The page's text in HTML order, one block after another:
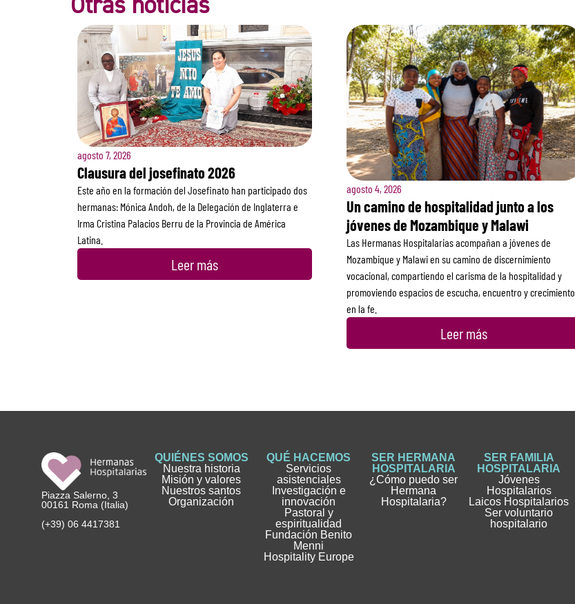
agosto 7, 2026
Clausura del josefinato 2026
Este año en la formación del Josefinato han participado dos
hermanas: Mónica Andoh, de la Delegación de Inglaterra e
Irma Cristina Palacios Berru de la Provincia de América
Latina.
Leer más
agosto 4, 2026
Un camino de hospitalidad junto a los
jóvenes de Mozambique y Malawi
Las Hermanas Hospitalarias acompañan a jóvenes de
Mozambique y Malawi en su camino de discernimiento
vocacional, compartiendo el carisma de la hospitalidad y
promoviendo espacios de escucha, encuentro y crecimiento
en la fe.
Leer más
Piazza Salerno, 3
00161 Roma (Italia)
(+39) 06 4417381
QUIÉNES SOMOS
Nuestra historia
Misión y valores
Nuestros santos
Organización
QUÉ HACEMOS
Servicios
asistenciales
Investigación e
innovación
Pastoral y
espiritualidad
Fundación Benito
Menni
Hospitality Europe
SER HERMANA
HOSPITALARIA
¿Cómo puedo ser
Hermana
Hospitalaria?
SER FAMILIA
HOSPITALARIA
Jóvenes
Hospitalarios
Laicos Hospitalarios
Ser voluntario
hospitalario